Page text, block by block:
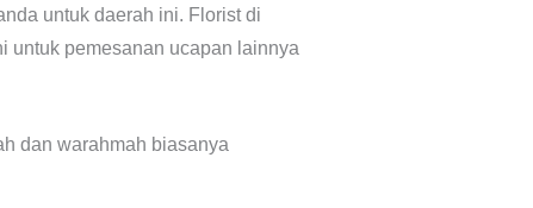
untuk daerah ini. Florist di
untuk pemesanan ucapan lainnya
dan warahmah biasanya